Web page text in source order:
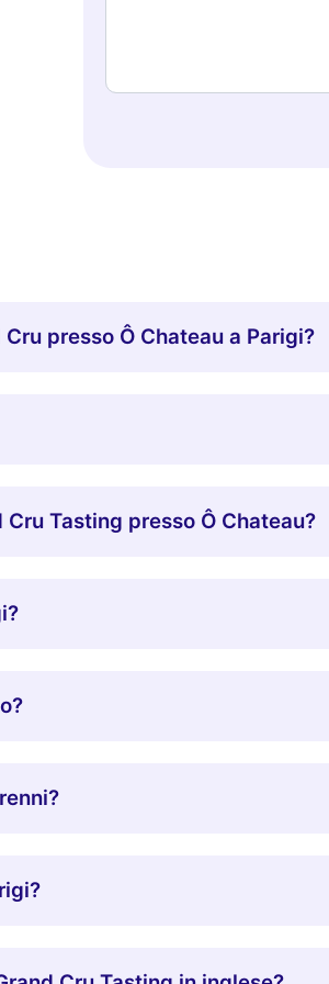
presso Ô Chateau a Parigi?
Tasting presso Ô Chateau?